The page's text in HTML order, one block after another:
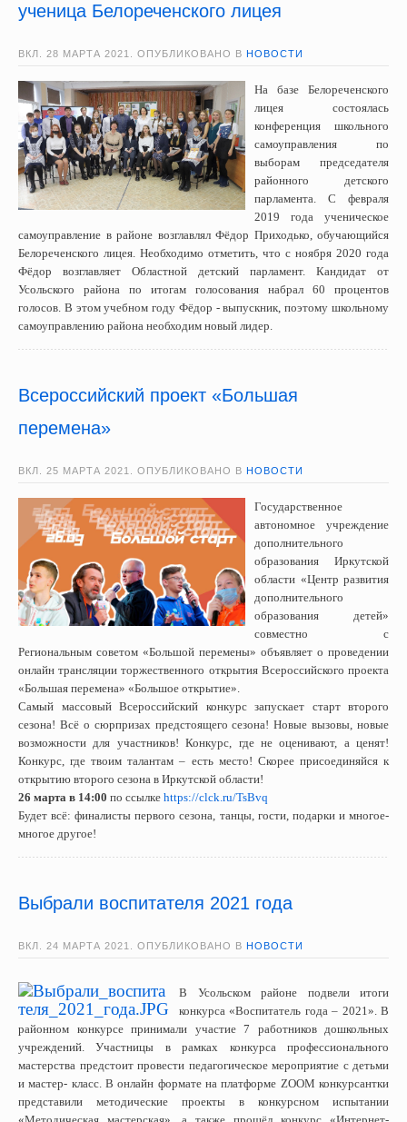
ученица Белореченского лицея
ВКЛ. 28 МАРТА 2021. ОПУБЛИКОВАНО В НОВОСТИ
На базе Белореченского
лицея состоялась
конференция школьного
самоуправления по
выборам председателя
районного детского
парламента. С февраля
2019 года ученическое
самоуправление в районе возглавлял Фёдор Приходько, обучающийся
Белореченского лицея. Необходимо отметить, что с ноября 2020 года
Фёдор возглавляет Областной детский парламент. Кандидат от
Усольского района по итогам голосования набрал 60 процентов
голосов. В этом учебном году Фёдор - выпускник, поэтому школьному
самоуправлению района необходим новый лидер.
Всероссийский проект «Большая
перемена»
ВКЛ. 25 МАРТА 2021. ОПУБЛИКОВАНО В НОВОСТИ
Государственное
автономное учреждение
дополнительного
образования Иркутской
области «Центр развития
дополнительного
образования детей»
совместно с
Региональным советом «Большой перемены» объявляет о проведении
онлайн трансляции торжественного открытия Всероссийского проекта
«Большая перемена» «Большое открытие».
Самый массовый Всероссийский конкурс запускает старт второго
сезона! Всё о сюрпризах предстоящего сезона! Новые вызовы, новые
возможности для участников! Конкурс, где не оценивают, а ценят!
Конкурс, где твоим талантам – есть место! Скорее присоединяйся к
открытию второго сезона в Иркутской области!
26 марта в 14:00 по ссылке https://clck.ru/TsBvq
Будет всё: финалисты первого сезона, танцы, гости, подарки и многое-
многое другое!
Выбрали воспитателя 2021 года
ВКЛ. 24 МАРТА 2021. ОПУБЛИКОВАНО В НОВОСТИ
В Усольском районе подвели итоги
конкурса «Воспитатель года – 2021». В
районном конкурсе принимали участие 7 работников дошкольных
учреждений. Участницы в рамках конкурса профессионального
мастерства предстоит провести педагогическое мероприятие с детьми
и мастер- класс. В онлайн формате на платформе ZOOM конкурсантки
представили методические проекты в конкурсном испытании